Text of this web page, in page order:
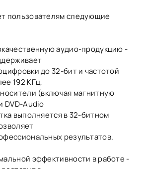
пользователям следующие
аудио-продукцию -
до 32-бит и частотой
192 КГц,
(включая магнитную
DVD-Audio
выполняется в 32-битном
результатов.
эффективности в работе -